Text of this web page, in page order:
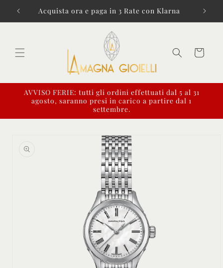
direttamente
ai contenuti
€ 99! Acquista ora e paga in 3 Rate con Klarna
Carrello
AVVISO FERIE: tutti gli ordini effettuati dal 5 al 31
agosto, saranno presi in carico a partire dal 1
settembre.
informazioni
sul prodotto